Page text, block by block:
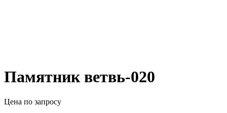
Памятник ветвь-020
Цена по запросу